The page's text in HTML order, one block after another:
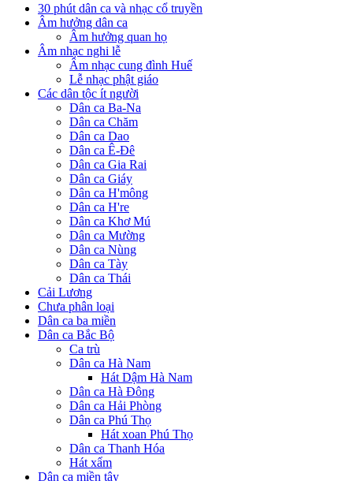
30 phút dân ca và nhạc cổ truyền
Âm hưởng dân ca
Âm hưởng quan họ
Âm nhạc nghi lễ
Âm nhạc cung đình Huế
Lễ nhạc phật giáo
Các dân tộc ít người
Dân ca Ba-Na
Dân ca Chăm
Dân ca Dao
Dân ca Ê-Đê
Dân ca Gia Rai
Dân ca Giáy
Dân ca H'mông
Dân ca H're
Dân ca Khơ Mú
Dân ca Mường
Dân ca Nùng
Dân ca Tày
Dân ca Thái
Cải Lương
Chưa phân loại
Dân ca ba miền
Dân ca Bắc Bộ
Ca trù
Dân ca Hà Nam
Hát Dậm Hà Nam
Dân ca Hà Đông
Dân ca Hải Phòng
Dân ca Phú Thọ
Hát xoan Phú Thọ
Dân ca Thanh Hóa
Hát xẩm
Dân ca miền tây